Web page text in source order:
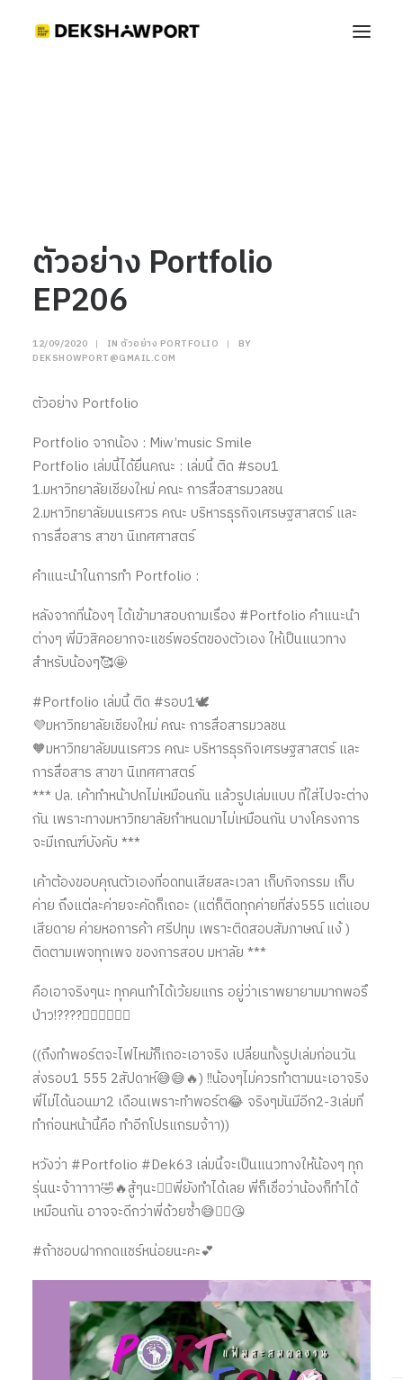
ตัวอย่าง Portfolio
EP206
12/09/2020 | IN ตัวอย่าง PORTFOLIO |
BY
DEKSHOWPORT@GMAIL.COM
ตัวอย่าง Portfolio
Portfolio จากน้อง : Miw’music Smile
Portfolio เล่มนี้ได้ยื่นคณะ : เล่มนี้ ติด #รอบ1
1.มหาวิทยาลัยเชียงใหม่ คณะ การสื่อสารมวลชน
2.มหาวิทยาลัยมนเรศวร คณะ บริหารธุรกิจเศรษฐสาสตร์ และ
การสื่อสาร สาขา นิเทศศาสตร์
คำแนะนำในการทำ Portfolio :
หลังจากที่น้องๆ ได้เข้ามาสอบถามเรื่อง #Portfolio คำแนะนำ
ต่างๆ พี่มิวสิคอยากจะแชร์พอร์ตของตัวเอง ให้เป็นแนวทาง
สำหรับน้องๆ🥰🤩
#Portfolio เล่มนี้ ติด #รอบ1🕊
💜มหาวิทยาลัยเชียงใหม่ คณะ การสื่อสารมวลชน
🧡มหาวิทยาลัยมนเรศวร คณะ บริหารธุรกิจเศรษฐสาสตร์ และ
การสื่อสาร สาขา นิเทศศาสตร์
*** ปล. เค้าทำหน้าปกไม่เหมือนกัน แล้วรูปเล่มแบบ ที่ใส่ไปจะต่าง
กัน เพราะทางมหาวิทยาลัยกำหนดมาไม่เหมือนกัน บางโครงการ
จะมีเกณฑ์บังคับ ***
เค้าต้องขอบคุณตัวเองที่อดทนเสียสละเวลา เก็บกิจกรรม เก็บ
ค่าย ถึงแต่ละค่ายจะคัดก็เถอะ (แต่ก็ติดทุกค่ายที่ส่ง555 แต่แอบ
เสียดาย ค่ายหอการค้า ศรีปทุม เพราะติดสอบสัมภาษณ์ แง้ )
ติดตามเพจทุกเพจ ของการสอบ มหาลัย ***
คือเอาจริงๆนะ ทุกคนทำได้เว้ยยแกร อยู่ว่าเราพยายามมากพอรึ
ป่าว!????✌🏻✌🏻✌🏻
((ถึงทำพอร์ตจะไฟไหม้ก็เถอะเอาจริง เปลี่ยนทั้งรูปเล่มก่อนวัน
ส่งรอบ1 555 2สัปดาห์😅😅🔥) !!น้องๆไม่ควรทำตามนะเอาจริง
พี่ไม่ได้นอนมา2 เดือนเพราะทำพอร์ต😂 จริงๆมันมีอีก2-3เล่มที่
ทำก่อนหน้านี้คือ ทำอีกโปรแกรมจ้าา))
หวังว่า #Portfolio #Dek63 เล่มนี้จะเป็นแนวทางให้น้องๆ ทุก
รุ่นนะจ้าาาาา🤣🔥สู้ๆนะ✌🏻พี่ยังทำได้เลย พี่ก็เชื่อว่าน้องก็ทำได้
เหมือนกัน อาจจะดีกว่าพี่ด้วยซ้ำ😅✌🏻😘
#ถ้าชอบฝากกดแชร์หน่อยนะคะ💕